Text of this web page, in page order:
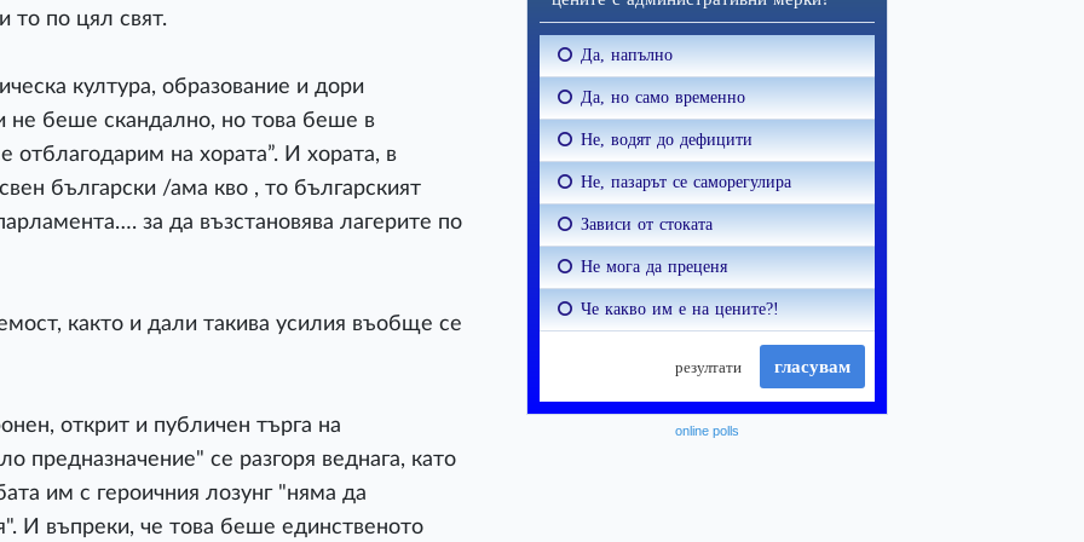
то по цял свят.
култура, образование и дори
не беше скандално, но това беше в
отблагодарим на хората”. И хората, в
български /ама кво , то българският
за да възстановява лагерите по
както и дали такива усилия въобще се
открит и публичен търга на
предназначение" се разгоря веднага, като
им с героичния лозунг "няма да
И въпреки, че това беше единственото
online polls